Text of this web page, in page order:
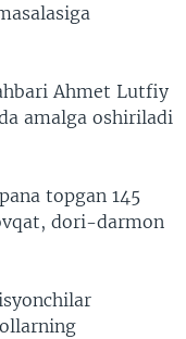
Ahmet Lutfiy
amalga oshiriladi
topgan 145
dori-darmon